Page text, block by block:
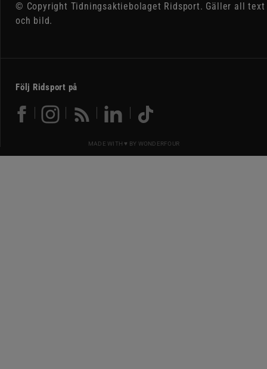
© Copyright Tidningsaktiebolaget Ridsport. Gäller all text
och bild.
Följ Ridsport på
MADE WITH ♥ BY WONDERFOUR